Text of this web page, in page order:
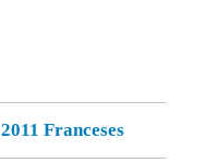
2011 Franceses